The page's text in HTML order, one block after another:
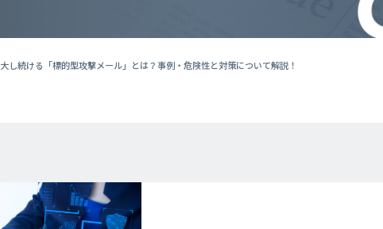
し続ける「標的型攻撃メール」とは？事例・危険性と対策について解説！